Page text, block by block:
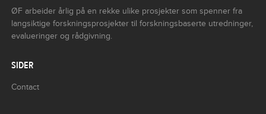
ØF arbeider årlig på en rekke ulike prosjekter som spenner fra
langsiktige forskningsprosjekter til forskningsbaserte utredninger,
evalueringer og rådgivning.
SIDER
Contact